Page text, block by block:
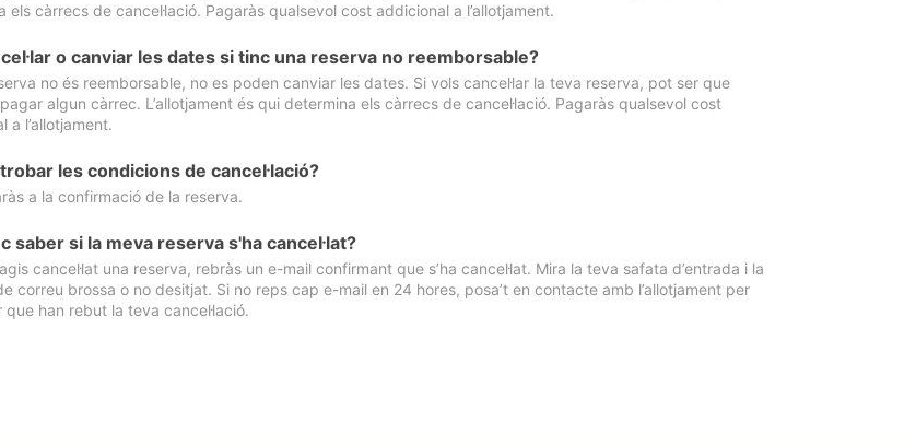
els càrrecs de cancel·lació. Pagaràs qualsevol cost addicional a l’allotjament.
o canviar les dates si tinc una reserva no reemborsable?
no és reemborsable, no es poden canviar les dates. Si vols cancel·lar la teva reserva, pot ser que
algun càrrec. L’allotjament és qui determina els càrrecs de cancel·lació. Pagaràs qualsevol cost
a l’allotjament.
les condicions de cancel·lació?
a la confirmació de la reserva.
saber si la meva reserva s'ha cancel·lat?
cancel·lat una reserva, rebràs un e-mail confirmant que s’ha cancel·lat. Mira la teva safata d’entrada i la
correu brossa o no desitjat. Si no reps cap e-mail en 24 hores, posa’t en contacte amb l’allotjament per
que han rebut la teva cancel·lació.